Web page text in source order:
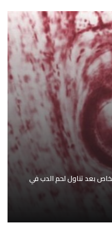
بعد تناول لحم الدب في